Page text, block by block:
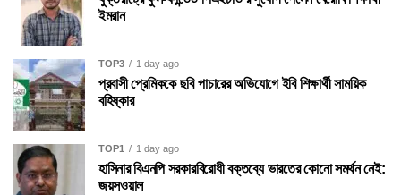
ইমরান
TOP3 1 day ago
প্রবাসী প্রেমিককে ছবি পাচারের অভিযোগে ইবি শিক্ষার্থী সাময়িক
বহিষ্কার
TOP1 1 day ago
হাসিনার বিএনপি সরকারবিরোধী বক্তব্যে ভারতের কোনো সমর্থন নেই:
জয়সওয়াল